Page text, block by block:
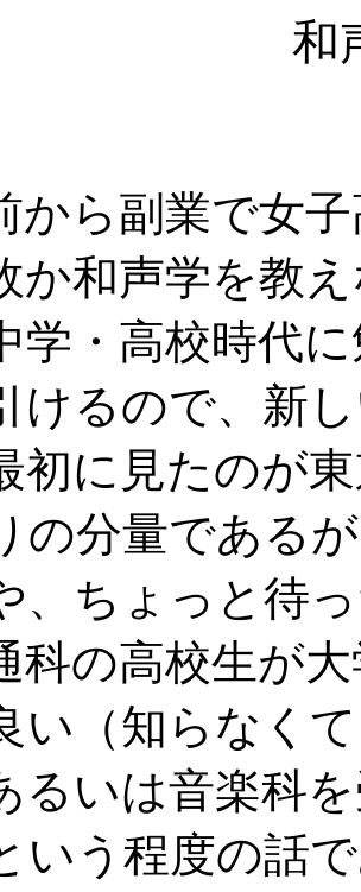
和
ら副業で女
か和声学を教
学・高校時代
けるので、新
初に見たのが
の分量である
、ちょっと待
科の高校生が
い（知らなく
るいは音楽科
いう程度の話